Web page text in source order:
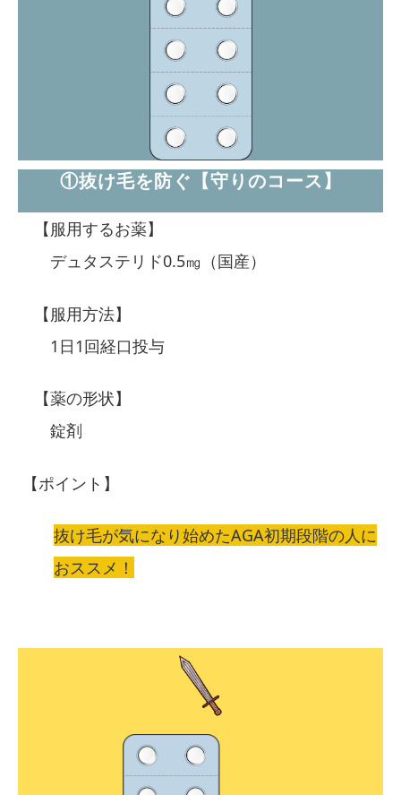
①抜け毛を防ぐ【守りのコース】
【服用するお薬】
デュタステリド0.5㎎ （国産）
【服用方法】
1日1回経口投与
【薬の形状】
錠剤
【ポイント】
抜け毛が気になり始めたAGA初期段階の人に
おススメ！